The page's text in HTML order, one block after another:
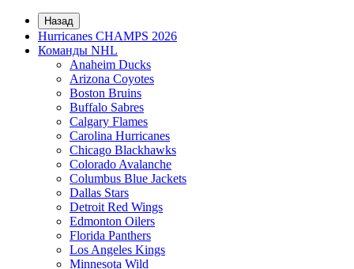
Назад
Hurricanes CHAMPS 2026
Команды NHL
Anaheim Ducks
Arizona Coyotes
Boston Bruins
Buffalo Sabres
Calgary Flames
Carolina Hurricanes
Chicago Blackhawks
Colorado Avalanche
Columbus Blue Jackets
Dallas Stars
Detroit Red Wings
Edmonton Oilers
Florida Panthers
Los Angeles Kings
Minnesota Wild